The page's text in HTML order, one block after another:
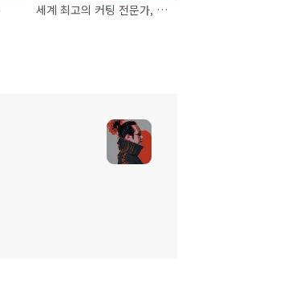
세계 최고의 커팅 전문가, Kevin Gray